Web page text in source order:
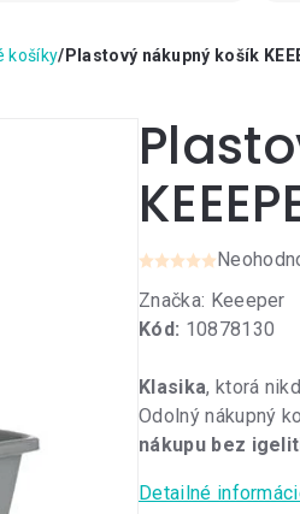
košíky/Plastový nákupný košík
Kód: 10878130
Priemerné
hodnotenie
produktu
0,0
z
5
Značka: Keeeper
Klasika, ktorá
Odolný nákupný
nákupu bez
Detailné